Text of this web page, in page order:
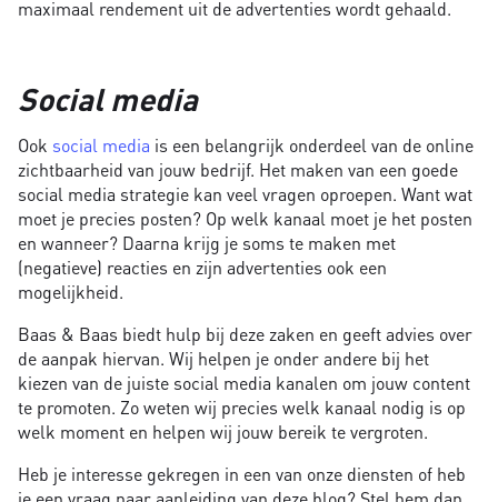
maximaal rendement uit de advertenties wordt gehaald.
Social media
Ook social media is een belangrijk onderdeel van de online
zichtbaarheid van jouw bedrijf. Het maken van een goede
social media strategie kan veel vragen oproepen. Want wat
moet je precies posten? Op welk kanaal moet je het posten
en wanneer? Daarna krijg je soms te maken met
(negatieve) reacties en zijn advertenties ook een
mogelijkheid.
Baas & Baas biedt hulp bij deze zaken en geeft advies over
de aanpak hiervan. Wij helpen je onder andere bij het
kiezen van de juiste social media kanalen om jouw content
te promoten. Zo weten wij precies welk kanaal nodig is op
welk moment en helpen wij jouw bereik te vergroten.
Heb je interesse gekregen in een van onze diensten of heb